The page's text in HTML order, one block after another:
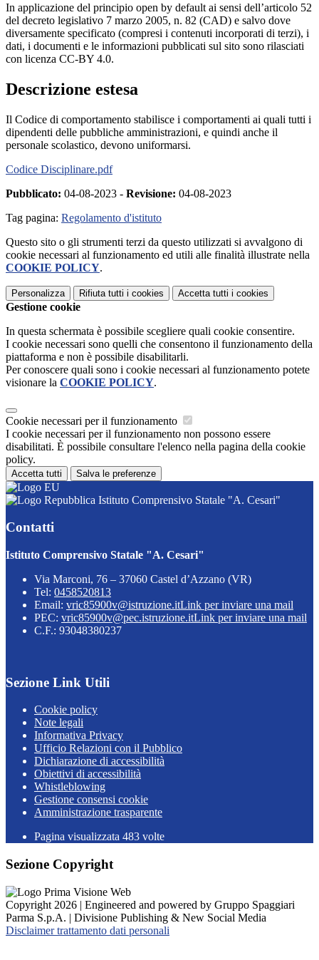
In applicazione del principio open by default ai sensi dell’articolo 52
del decreto legislativo 7 marzo 2005, n. 82 (CAD) e salvo dove
diversamente specificato (compresi i contenuti incorporati di terzi), i
dati, i documenti e le informazioni pubblicati sul sito sono rilasciati
con licenza CC-BY 4.0.
Descrizione estesa
Il Codice di comportamento stabilisce i comportamenti ai quali tutti i
dipendenti delle pubbliche amministrazioni, e quindi anche il
personale scolastico, devono uniformarsi.
Codice Disciplinare.pdf
Pubblicato: 04-08-2023 - Revisione: 04-08-2023
Tag pagina: Regolamento d'istituto
Questo sito o gli strumenti terzi da questo utilizzati si avvalgono di
cookie necessari al funzionamento ed utili alle finalità illustrate nella
COOKIE POLICY.
Personalizza Rifiuta tutti i cookies Accetta tutti i cookies
Gestione cookie
In questa schermata è possibile scegliere quali cookie consentire.
I cookie necessari sono quelli che consentono il funzionamento della
piattaforma e non è possibile disabilitarli.
Per conoscere quali sono i cookie necessari al funzionamento potete
visionare la COOKIE POLICY.
Cookie necessari per il funzionamento
I cookie necessari per il funzionamento non possono essere
disabilitati. È possibile consultare l'elenco nella pagina della cookie
policy.
Accetta tutti Salva le preferenze
Istituto Comprensivo Statale "A. Cesari"
Contatti
Istituto Comprensivo Statale "A. Cesari"
Via Marconi, 76 – 37060 Castel d’Azzano (VR)
Tel: 0458520813
Email: vric85900v@istruzione.itLink per inviare una mail
PEC: vric85900v@pec.istruzione.itLink per inviare una mail
C.F.: 93048380237
Sezione Link Utili
Cookie policy
Note legali
Informativa Privacy
Ufficio Relazioni con il Pubblico
Dichiarazione di accessibilità
Obiettivi di accessibilità
Whistleblowing
Gestione consensi cookie
Amministrazione trasparente
Pagina visualizzata 483 volte
Sezione Copyright
Copyright 2026 | Engineered and powered by Gruppo Spaggiari
Parma S.p.A. | Divisione Publishing & New Social Media
Disclaimer trattamento dati personali